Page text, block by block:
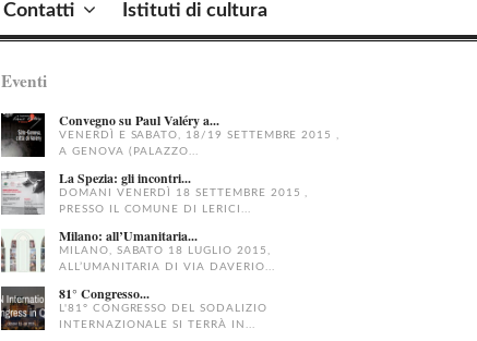
Contatti Istituti di cultura
Eventi
Convegno su Paul Valéry a...
VENERDÌ E SABATO, 18/19 SETTEMBRE 2015 ,
A GENOVA (PALAZZO...
La Spezia: gli incontri...
DOMANI VENERDÌ 18 SETTEMBRE 2015 ,
PRESSO IL COMUNE DI LERICI...
Milano: all’Umanitaria...
MILANO, SABATO 18 LUGLIO 2015,
ALL’UMANITARIA DI VIA DAVERIO...
81° Congresso...
L'81° CONGRESSO DEL SODALIZIO
INTERNAZIONALE SI TERRÀ IN...